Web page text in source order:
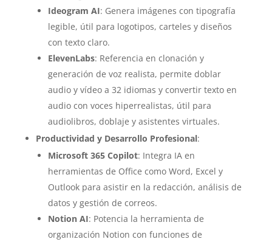
Ideogram AI: Genera imágenes con tipografía
legible, útil para logotipos, carteles y diseños
con texto claro.
ElevenLabs: Referencia en clonación y
generación de voz realista, permite doblar
audio y vídeo a 32 idiomas y convertir texto en
audio con voces hiperrealistas, útil para
audiolibros, doblaje y asistentes virtuales.
Productividad y Desarrollo Profesional:
Microsoft 365 Copilot: Integra IA en
herramientas de Office como Word, Excel y
Outlook para asistir en la redacción, análisis de
datos y gestión de correos.
Notion AI: Potencia la herramienta de
organización Notion con funciones de